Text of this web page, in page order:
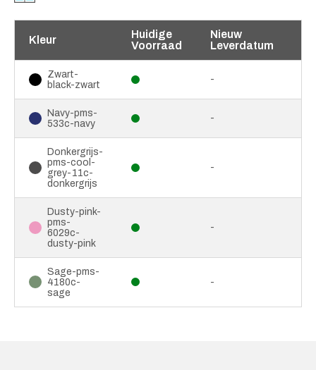
Kleur
Huidige
Voorraad
Nieuw
Leverdatum
Zwart-
black-zwart
-
Navy-pms-
533c-navy
-
Donkergrijs-
pms-cool-
grey-11c-
donkergrijs
-
Dusty-pink-
pms-
6029c-
dusty-pink
-
Sage-pms-
4180c-
sage
-